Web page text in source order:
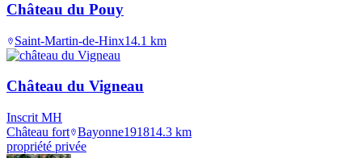
Château du Pouy
Saint-Martin-de-Hinx14.1 km
Château du Vigneau
Inscrit MH
Château fort Bayonne191814.3 km
propriété privée